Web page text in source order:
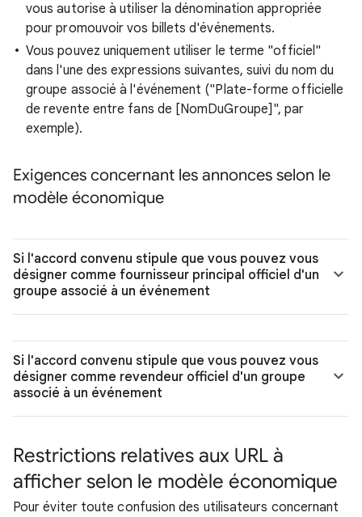
vous autorise à utiliser la dénomination appropriée
pour promouvoir vos billets d'événements.
Vous pouvez uniquement utiliser le terme "officiel"
dans l'une des expressions suivantes, suivi du nom du
groupe associé à l'événement ("Plate-forme officielle
de revente entre fans de [NomDuGroupe]", par
exemple).
Exigences concernant les annonces selon le
modèle économique
Si l'accord convenu stipule que vous pouvez vous
désigner comme fournisseur principal officiel d'un
groupe associé à un événement
Si l'accord convenu stipule que vous pouvez vous
désigner comme revendeur officiel d'un groupe
associé à un événement
Restrictions relatives aux URL à
afficher selon le modèle économique
Pour éviter toute confusion des utilisateurs concernant